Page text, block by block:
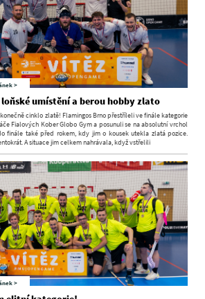
>
umístění a berou hobby zlato
cinklo zlatě! Flamingos Brno přestříleli ve finále kategorie
Fialových Kober Globo Gym a posunuli se na absolutní vrchol
finále také před rokem, kdy jim o kousek utekla zlatá pozice.
A situace jim celkem nahrávala, když vstřelili
>